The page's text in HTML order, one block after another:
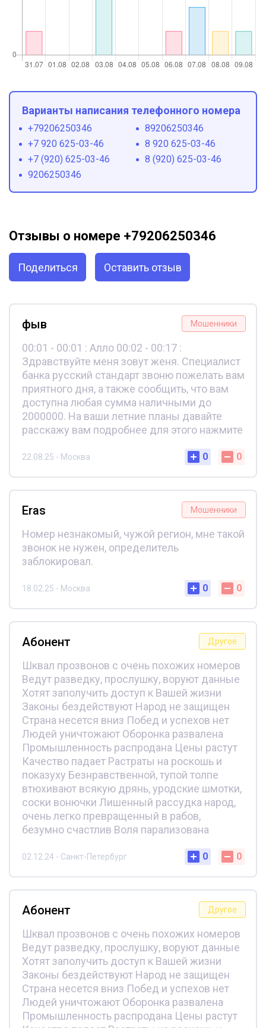
Варианты написания телефонного номера
+79206250346
89206250346
+7 920 625-03-46
8 920 625-03-46
+7 (920) 625-03-46
8 (920) 625-03-46
9206250346
Отзывы о номере +79206250346
Поделиться Оставить отзыв
Мошенники
фыв
00:01 - 00:01 : Алло 00:02 - 00:17 :
Здравствуйте меня зовут женя. Специалист
банка русский стандарт звоню пожелать вам
приятного дня, а также сообщить, что вам
доступна любая сумма наличными до
2000000. На ваши летние планы давайте
расскажу вам подробнее для этого нажмите
22.08.25 - Москва 0 0
Мошенники
Eras
Номер незнакомый, чужой регион, мне такой
звонок не нужен, определитель
заблокировал.
18.02.25 - Москва 0 0
Другое
Абонент
Шквал прозвонов с очень похожих номеров
Ведут разведку, прослушку, воруют данные
Хотят заполучить доступ к Вашей жизни
Законы бездействуют Народ не защищен
Страна несется вниз Побед и успехов нет
Людей уничтожают Оборонка развалена
Промышленность распродана Цены растут
Качество падает Растраты на роскошь и
показуху Безнравственной, тупой толпе
втюхивают всякую дрянь, уродские шмотки,
соски вонючки Лишенный рассудка народ,
очень легко превращенный в рабов,
безумно счастлив Воля парализована
02.12.24 - Санкт-Петербург 0 0
Другое
Абонент
Шквал прозвонов с очень похожих номеров
Ведут разведку, прослушку, воруют данные
Хотят заполучить доступ к Вашей жизни
Законы бездействуют Народ не защищен
Страна несется вниз Побед и успехов нет
Людей уничтожают Оборонка развалена
Промышленность распродана Цены растут